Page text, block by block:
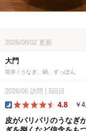
2026/08/02 更新
大門
筒井 / うなぎ、鍋、すっぽん
2026/06 訪問 5回目
4.8 ￥
皮がパリパリのうなぎ